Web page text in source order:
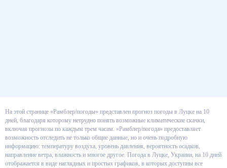
На этой странице «Рамблер/погоды» представлен прогноз погоды в
Луцке на 10 дней, благодаря которому нетрудно понять возможные
климатические скачки, включая прогнозы по каждым трем часам.
«Рамблер/погода» предоставляет возможность отследить не только
общие данные, но и очень подробную информацию: температуру воздуха,
уровень давления, вероятность осадков, направление ветра, влажность и
многое другое. Погода в Луцке, Украина, на 10 дней отображается в виде